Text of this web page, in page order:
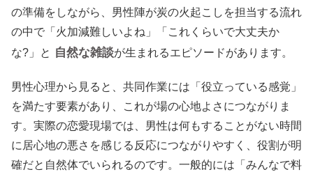
の準備をしながら、男性陣が炭の火起こしを担当する流れ
の中で「火加減難しいよね」「これくらいで大丈夫か
な?」と 自然な雑談が生まれるエピソードがあります。
男性心理から見ると、共同作業には「役立っている感覚」
を満たす要素があり、これが場の心地よさにつながりま
す。実際の恋愛現場では、男性は何もすることがない時間
に居心地の悪さを感じる反応につながりやすく、役割が明
確だと自然体でいられるのです。一般的には「みんなで料